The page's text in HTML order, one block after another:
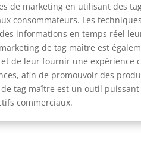
de marketing en utilisant des
consommateurs. Les
informations en temps réel
de tag maître est
de leur fournir une
afin de promouvoir des
tag maître est un outil
commerciaux.